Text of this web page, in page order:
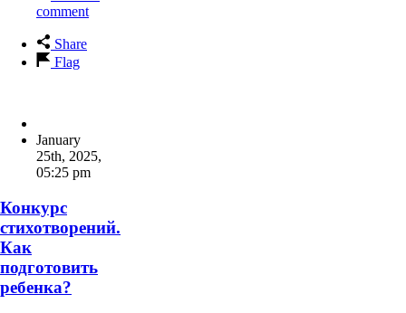
comment
Share
Flag
January
25th, 2025,
05:25 pm
Конкурс
стихотворений.
Как
подготовить
ребенка?